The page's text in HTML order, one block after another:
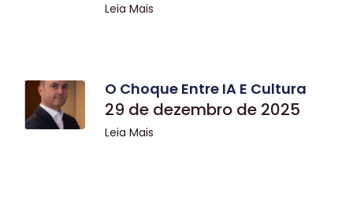
Leia Mais
O Choque Entre IA E Cultura
29 de dezembro de 2025
Leia Mais